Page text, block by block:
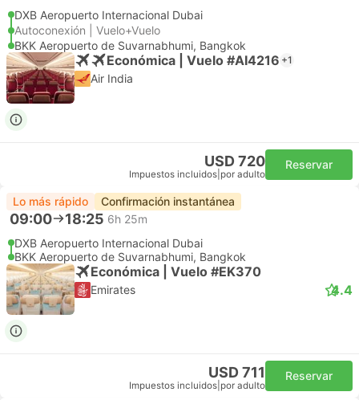
DXB Aeropuerto Internacional Dubai
Autoconexión | Vuelo+Vuelo
BKK Aeropuerto de Suvarnabhumi, Bangkok
Económica | Vuelo #AI4216 +1
Air India
USD 720
Impuestos incluidos por adulto
Reservar
Lo más rápido Confirmación instantánea
09:00 18:25 6h 25m
DXB Aeropuerto Internacional Dubai
BKK Aeropuerto de Suvarnabhumi, Bangkok
Económica | Vuelo #EK370
Emirates 4.4
USD 711
Impuestos incluidos por adulto
Reservar